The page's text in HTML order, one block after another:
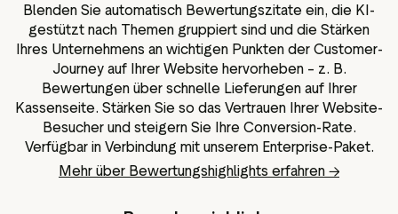
Blenden Sie automatisch Bewertungszitate ein, die KI-
gestützt nach Themen gruppiert sind und die Stärken
Ihres Unternehmens an wichtigen Punkten der Customer-
Journey auf Ihrer Website hervorheben – z. B.
Bewertungen über schnelle Lieferungen auf Ihrer
Kassenseite. Stärken Sie so das Vertrauen Ihrer Website-
Besucher und steigern Sie Ihre Conversion-Rate.
Verfügbar in Verbindung mit unserem Enterprise-Paket.
Mehr über Bewertungshighlights erfahren →